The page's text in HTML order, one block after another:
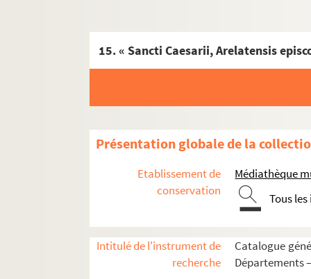
Présentation globale de la
Etablissement de
conservation
Médiathèque
Tous
Intitulé de l'instrument de
recherche
Catalogue
Départements
1. Biblia sacra
3. Évangéliaire
4. « Vetus sacramentarium manuscriptum
5. « Fragmentum veteris missalis
6. « Vetus processionale manuscriptum
7. « Processionale sanctae Arelatensis